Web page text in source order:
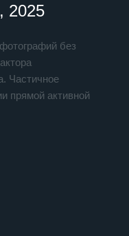
2025
без
Частичное
прямой активной